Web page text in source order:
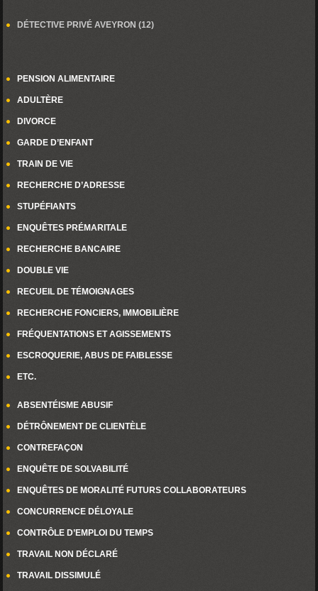
DÉTECTIVE PRIVÉ AVEYRON (12)
PENSION ALIMENTAIRE
ADULTÈRE
DIVORCE
GARDE D’ENFANT
TRAIN DE VIE
RECHERCHE D’ADRESSE
STUPÉFIANTS
ENQUÊTES PRÉMARITALE
RECHERCHE BANCAIRE
DOUBLE VIE
RECUEIL DE TÉMOIGNAGES
RECHERCHE FONCIERS, IMMOBILIÈRE
FRÉQUENTATIONS ET AGISSEMENTS
ESCROQUERIE, ABUS DE FAIBLESSE
ETC.
ABSENTÉISME ABUSIF
DÉTRÔNEMENT DE CLIENTÈLE
CONTREFAÇON
ENQUÊTE DE SOLVABILITÉ
ENQUÊTES DE MORALITÉ FUTURS COLLABORATEURS
CONCURRENCE DÉLOYALE
CONTRÔLE D’EMPLOI DU TEMPS
TRAVAIL NON DÉCLARÉ
TRAVAIL DISSIMULÉ